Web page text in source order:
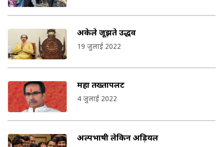
अकेले जूझते उद्धव
19 जुलाई 2022
महा तख्तापलट
4 जुलाई 2022
अल्पभाषी लेकिन अड़ियल